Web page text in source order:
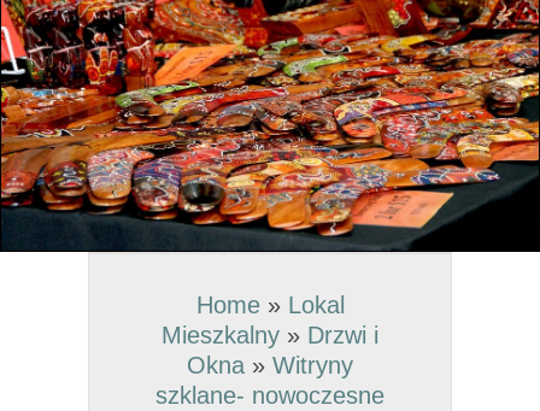
Home» Lokal
Mieszkalny » Drzwi i
Okna » Witryny
szklane- nowoczesne